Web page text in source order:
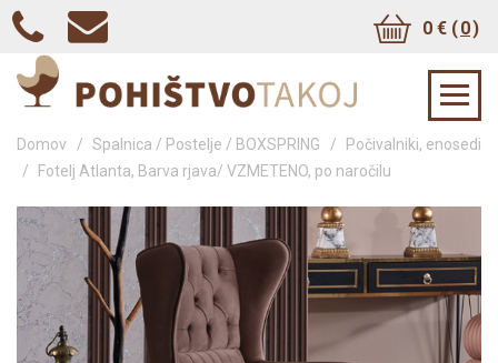
0 € (0)
Domov / Spalnica / Postelje / BOXSPRING /
Počivalniki, enosedi
/
Fotelj Atlanta, Barva rjava/ VZMETENO, po naročilu